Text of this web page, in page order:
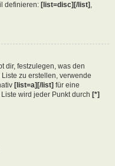
definieren: [list=disc][/list] ,
dir, festzulegen, was den
zu erstellen, verwende
[list=a][/list] für eine
wird jeder Punkt durch [*]